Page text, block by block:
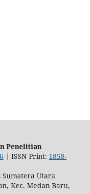
Penelitian
| ISSN Print: 1858-
Sumatera Utara
Kec. Medan Baru,